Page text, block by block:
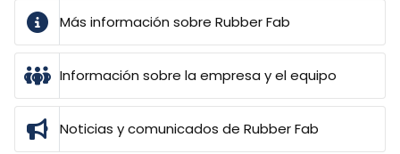
Más información sobre Rubber Fab
Información sobre la empresa y el equipo
Noticias y comunicados de Rubber Fab